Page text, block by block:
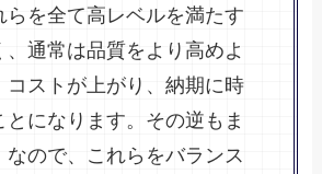
らを全て高レベルを満たす
、通常は品質をより高めよ
コストが上がり、納期に時
とになります。その逆もま
なので、これらをバランス